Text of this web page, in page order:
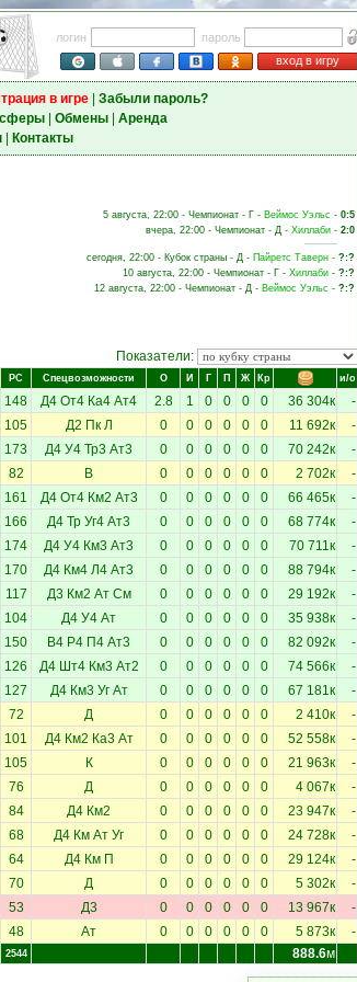
логин
пароль
вход в игру
в игре| Забыли пароль?
| Обмены| Аренда
| Контакты
5 августа, 22:00 - Чемпионат - Г - Веймос Уэльс - 0:5
вчера, 22:00 - Чемпионат - Д - Хиллаби - 2:0
сегодня, 22:00 - Кубок страны - Д - Пайретс Таверн - ?:?
10 августа, 22:00 - Чемпионат - Г - Хиллаби - ?:?
12 августа, 22:00 - Чемпионат - Д - Веймос Уэльс - ?:?
Показатели:
РС Спецвозможности О И Г П Ж Кр и/о
148 Д4 От4 Ка4 Ат4 2.8 1 0 0 0 0 36 304к -
105 Д2 Пк Л 0 0 0 0 0 0 11 692к -
173 Д4 У4 Тр3 Ат3 0 0 0 0 0 0 70 242к -
82 В 0 0 0 0 0 0 2 702к -
161 Д4 От4 Км2 Ат3 0 0 0 0 0 0 66 465к -
166 Д4 Тр Уг4 Ат3 0 0 0 0 0 0 68 774к -
174 Д4 У4 Км3 Ат3 0 0 0 0 0 0 70 711к -
170 Д4 Км4 Л4 Ат3 0 0 0 0 0 0 88 794к -
117 Д3 Км2 Ат См 0 0 0 0 0 0 29 192к -
104 Д4 У4 Ат 0 0 0 0 0 0 35 938к -
150 В4 Р4 П4 Ат3 0 0 0 0 0 0 82 092к -
126 Д4 Шт4 Км3 Ат2 0 0 0 0 0 0 74 566к -
127 Д4 Км3 Уг Ат 0 0 0 0 0 0 67 181к -
72 Д 0 0 0 0 0 0 2 410к -
101 Д4 Км2 Ка3 Ат 0 0 0 0 0 0 52 558к -
105 К 0 0 0 0 0 0 21 963к -
76 Д 0 0 0 0 0 0 4 067к -
84 Д4 Км2 0 0 0 0 0 0 23 947к -
68 Д4 Км Ат Уг 0 0 0 0 0 0 24 728к -
64 Д4 Км П 0 0 0 0 0 0 29 124к -
70 Д 0 0 0 0 0 0 5 302к -
53 Д3 0 0 0 0 0 0 13 967к -
48 Ат 0 0 0 0 0 0 5 873к -
2544 888.6м